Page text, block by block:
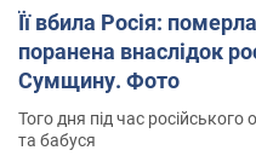
Її вбила Росія:
поранена внаслідок
Сумщину. Фото
Того дня під час російського
та бабуся